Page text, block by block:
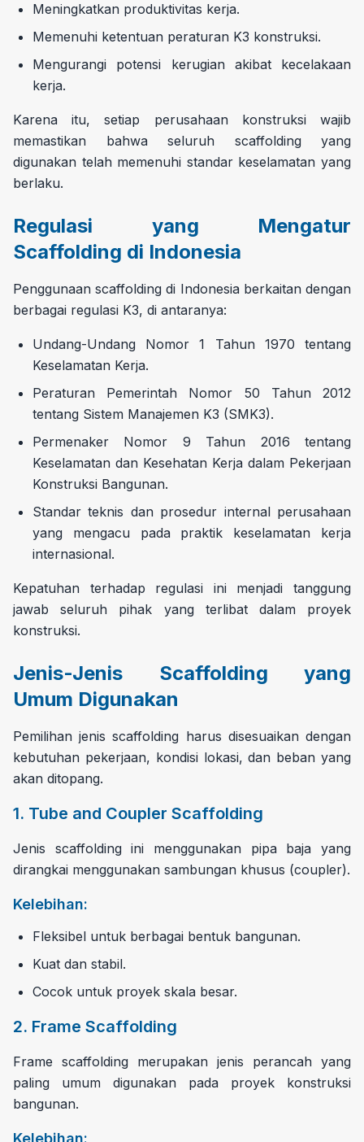
Meningkatkan produktivitas kerja.
Memenuhi ketentuan peraturan K3 konstruksi.
Mengurangi potensi kerugian akibat kecelakaan
kerja.
Karena itu, setiap perusahaan konstruksi wajib
memastikan bahwa seluruh scaffolding yang
digunakan telah memenuhi standar keselamatan yang
berlaku.
Regulasi yang Mengatur
Scaffolding di Indonesia
Penggunaan scaffolding di Indonesia berkaitan dengan
berbagai regulasi K3, di antaranya:
Undang-Undang Nomor 1 Tahun 1970 tentang
Keselamatan Kerja.
Peraturan Pemerintah Nomor 50 Tahun 2012
tentang Sistem Manajemen K3 (SMK3).
Permenaker Nomor 9 Tahun 2016 tentang
Keselamatan dan Kesehatan Kerja dalam Pekerjaan
Konstruksi Bangunan.
Standar teknis dan prosedur internal perusahaan
yang mengacu pada praktik keselamatan kerja
internasional.
Kepatuhan terhadap regulasi ini menjadi tanggung
jawab seluruh pihak yang terlibat dalam proyek
konstruksi.
Jenis-Jenis Scaffolding yang
Umum Digunakan
Pemilihan jenis scaffolding harus disesuaikan dengan
kebutuhan pekerjaan, kondisi lokasi, dan beban yang
akan ditopang.
1. Tube and Coupler Scaffolding
Jenis scaffolding ini menggunakan pipa baja yang
dirangkai menggunakan sambungan khusus (coupler).
Kelebihan:
Fleksibel untuk berbagai bentuk bangunan.
Kuat dan stabil.
Cocok untuk proyek skala besar.
2. Frame Scaffolding
Frame scaffolding merupakan jenis perancah yang
paling umum digunakan pada proyek konstruksi
bangunan.
Kelebihan: